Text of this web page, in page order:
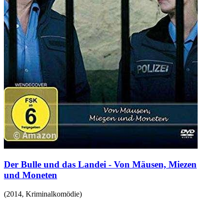
Der Bulle und das Landei - Von Mäusen, Miezen
und Moneten
(2014, Kriminalkomödie)